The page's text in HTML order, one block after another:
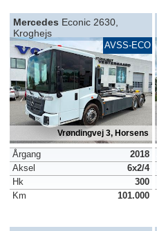
Mercedes Econic 2630,
Kroghejs
AVSS-ECO
Vrøndingvej 3, Horsens
Årgang
2018
Aksel
6x2/4
Hk
300
Km
101.000